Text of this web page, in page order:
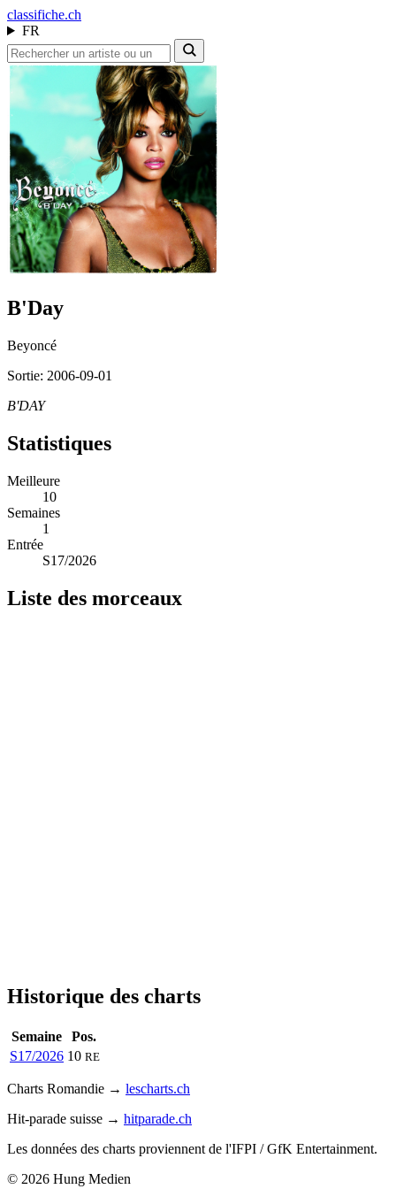
classifiche.ch
FR
B'Day
Beyoncé
Sortie: 2006-09-01
B'DAY
Statistiques
Meilleure
10
Semaines
1
Entrée
S17/2026
Liste des morceaux
Historique des charts
Semaine
Pos.
S17/2026 10 RE
Charts Romandie → lescharts.ch
Hit-parade suisse → hitparade.ch
Les données des charts proviennent de l'IFPI / GfK Entertainment.
© 2026 Hung Medien